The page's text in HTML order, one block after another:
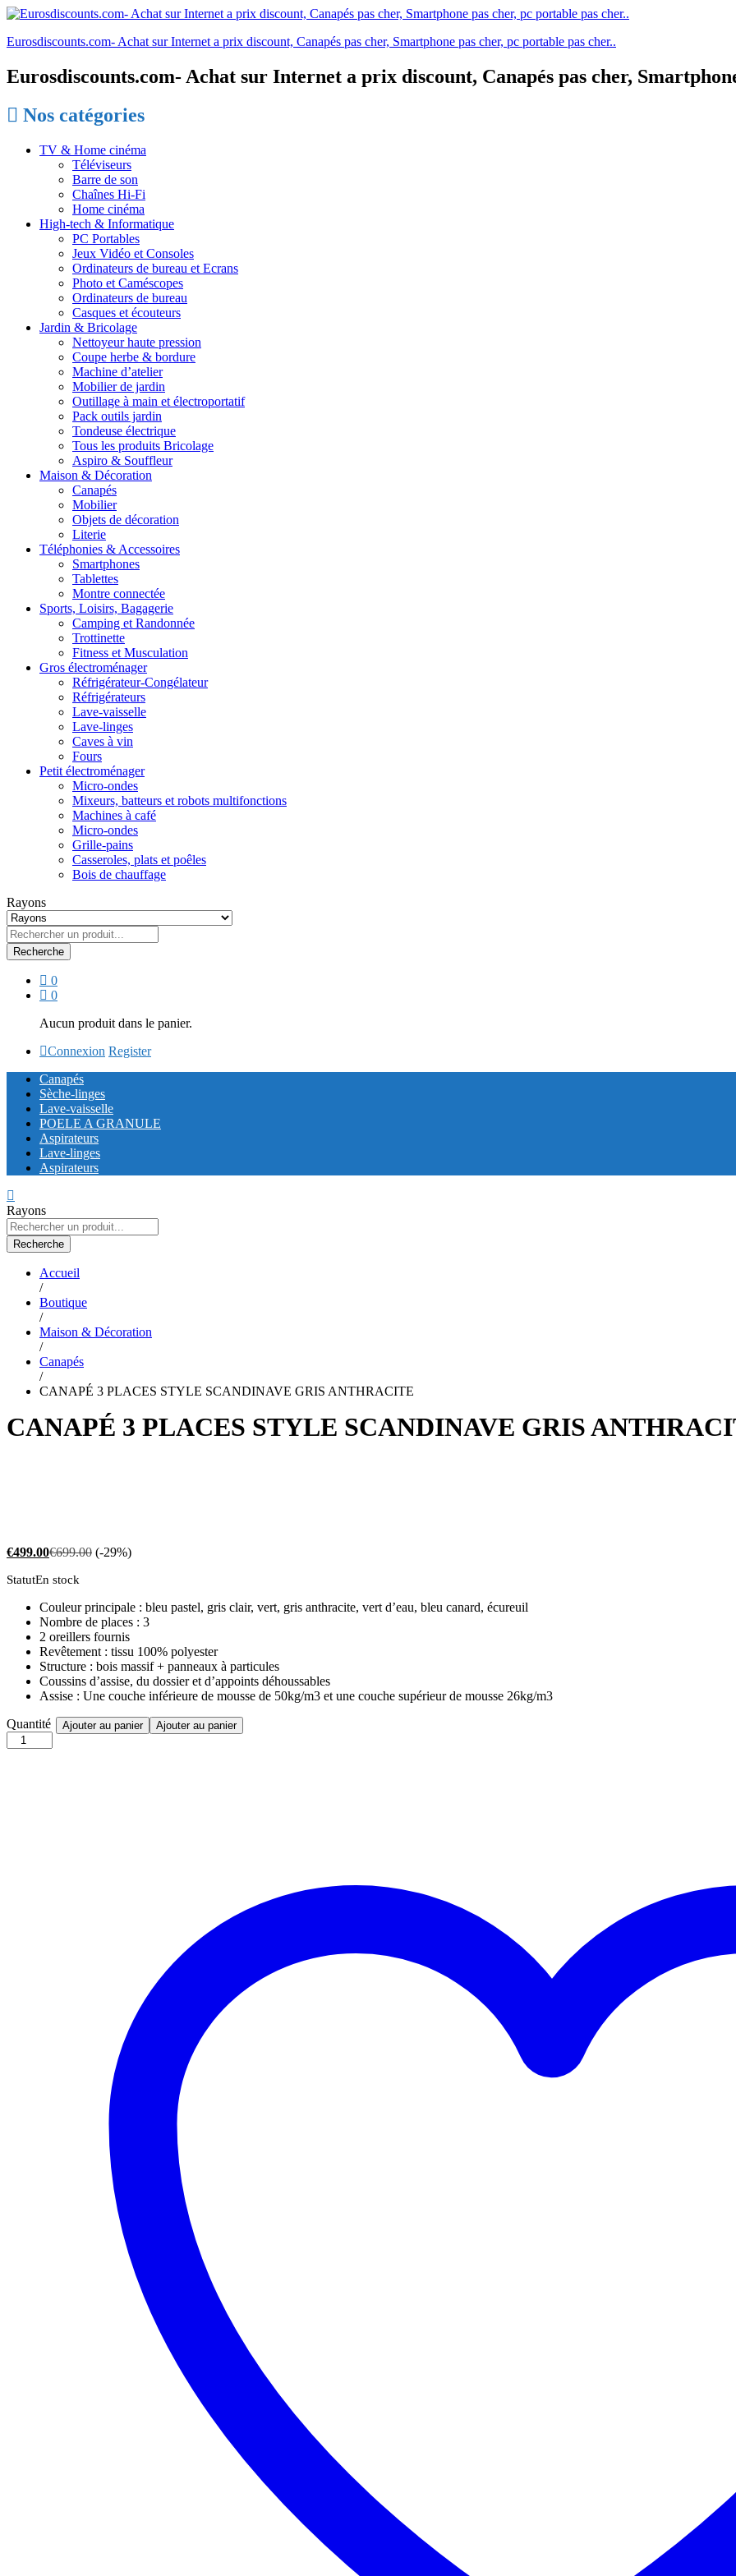
Eurosdiscounts.com- Achat sur Internet a prix discount, Canapés pas cher, Smartphone pas cher, pc portable pas cher..
Eurosdiscounts.com- Achat sur Internet a prix discount, Canapés pas cher,
Nos catégories
TV & Home cinéma
Téléviseurs
Barre de son
Chaînes Hi-Fi
Home cinéma
High-tech & Informatique
PC Portables
Jeux Vidéo et Consoles
Ordinateurs de bureau et Ecrans
Photo et Caméscopes
Ordinateurs de bureau
Casques et écouteurs
Jardin & Bricolage
Nettoyeur haute pression
Coupe herbe & bordure
Machine d’atelier
Mobilier de jardin
Outillage à main et électroportatif
Pack outils jardin
Tondeuse électrique
Tous les produits Bricolage
Aspiro & Souffleur
Maison & Décoration
Canapés
Mobilier
Objets de décoration
Literie
Téléphonies & Accessoires
Smartphones
Tablettes
Montre connectée
Sports, Loisirs, Bagagerie
Camping et Randonnée
Trottinette
Fitness et Musculation
Gros électroménager
Réfrigérateur-Congélateur
Réfrigérateurs
Lave-vaisselle
Lave-linges
Caves à vin
Fours
Petit électroménager
Micro-ondes
Mixeurs, batteurs et robots multifonctions
Machines à café
Micro-ondes
Grille-pains
Casseroles, plats et poêles
Bois de chauffage
Rayons
Recherche
0
0
Aucun produit dans le panier.
Connexion Register
Canapés
Sèche-linges
Lave-vaisselle
POELE A GRANULE
Aspirateurs
Lave-linges
Aspirateurs
Rayons
Recherche
Accueil
/
Boutique
/
Maison & Décoration
/
Canapés
/
CANAPÉ 3 PLACES STYLE SCANDINAVE GRIS ANTHRACITE
CANAPÉ 3 PLACES STYLE SCANDINAVE GRIS
€499.00€699.00 (-29%)
StatutEn stock
Couleur principale : bleu pastel, gris clair, vert, gris anthracite, vert d’eau, bleu canard, écureuil
Nombre de places : 3
2 oreillers fournis
Revêtement : tissu 100% polyester
Structure : bois massif + panneaux à particules
Coussins d’assise, du dossier et d’appoints déhoussables
Assise : Une couche inférieure de mousse de 50kg/m3 et une couche supérieur de mousse 26kg/m3
CANAPÉ
PLACES
Quantité Ajouter au panier Ajouter au panier